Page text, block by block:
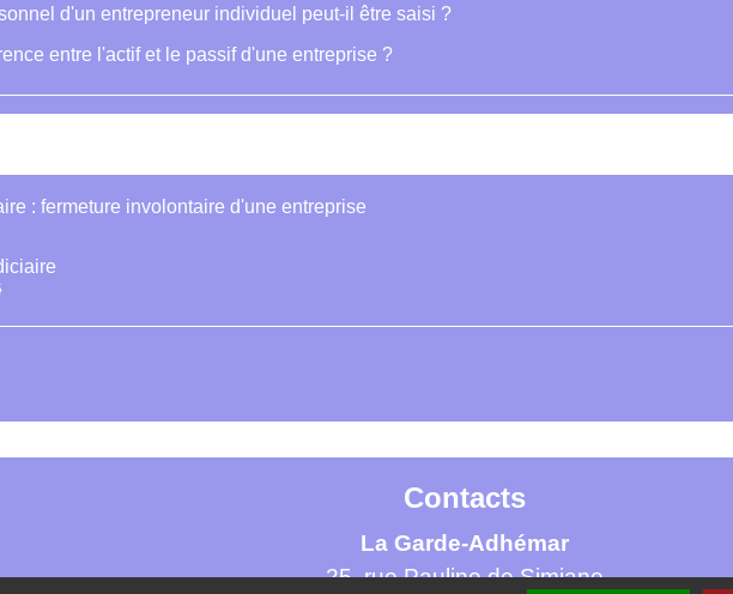
d'un entrepreneur individuel peut-il être saisi ?
entre l'actif et le passif d'une entreprise ?
: fermeture involontaire d'une entreprise
Contacts
La Garde-Adhémar
25, rue Pauline de Simiane